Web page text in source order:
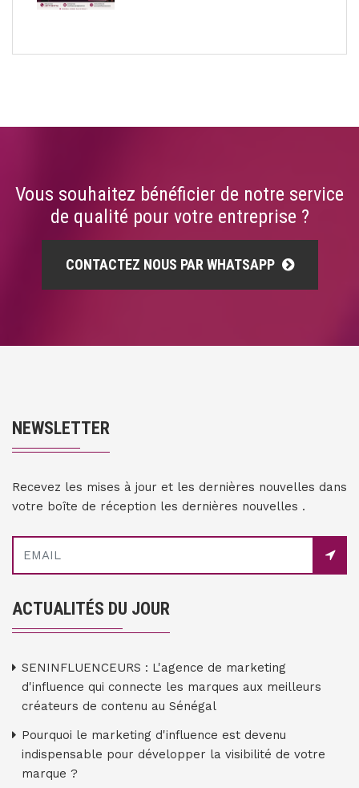
Vous souhaitez bénéficier de notre service
de qualité pour votre entreprise ?
CONTACTEZ NOUS PAR WHATSAPP
NEWSLETTER
Recevez les mises à jour et les dernières nouvelles dans
votre boîte de réception les dernières nouvelles .
ACTUALITÉS DU JOUR
SENINFLUENCEURS : L'agence de marketing
d'influence qui connecte les marques aux meilleurs
créateurs de contenu au Sénégal
Pourquoi le marketing d'influence est devenu
indispensable pour développer la visibilité de votre
marque ?